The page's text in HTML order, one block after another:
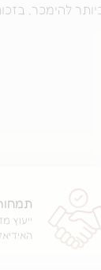
להימכר,
ייעוץ